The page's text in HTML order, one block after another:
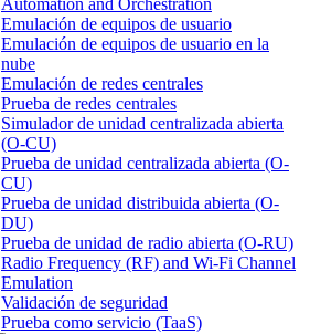
Automation and Orchestration
Emulación de equipos de usuario
Emulación de equipos de usuario en la
nube
Emulación de redes centrales
Prueba de redes centrales
Simulador de unidad centralizada abierta
(O-CU)
Prueba de unidad centralizada abierta (O-
CU)
Prueba de unidad distribuida abierta (O-
DU)
Prueba de unidad de radio abierta (O-RU)
Radio Frequency (RF) and Wi-Fi Channel
Emulation
Validación de seguridad
Prueba como servicio (TaaS)